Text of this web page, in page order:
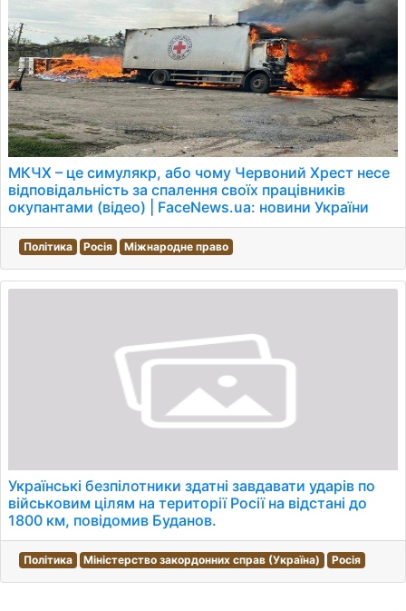
МКЧХ – це симулякр, або чому Червоний Хрест несе
відповідальність за спалення своїх працівників
окупантами (відео) | FaceNews.ua: новини України
Політика Росія Міжнародне право
Українські безпілотники здатні завдавати ударів по
військовим цілям на території Росії на відстані до
1800 км, повідомив Буданов.
Політика Міністерство закордонних справ (Україна) Росія